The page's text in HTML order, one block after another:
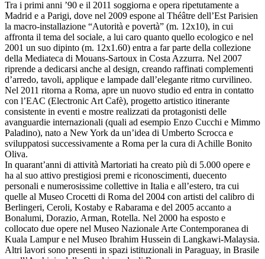
Tra i primi anni ’90 e il 2011 soggiorna e opera ripetutamente a
Madrid e a Parigi, dove nel 2009 espone al Théâtre dell’Est Parisien
la macro-installazione “Autorità e povertà” (m. 12x10), in cui
affronta il tema del sociale, a lui caro quanto quello ecologico e nel
2001 un suo dipinto (m. 12x1.60) entra a far parte della collezione
della Mediateca di Mouans-Sartoux in Costa Azzurra. Nel 2007
riprende a dedicarsi anche al design, creando raffinati complementi
d’arredo, tavoli, applique e lampade dall’elegante ritmo curvilineo.
Nel 2011 ritorna a Roma, apre un nuovo studio ed entra in contatto
con l’EAC (Electronic Art Cafè), progetto artistico itinerante
consistente in eventi e mostre realizzati da protagonisti delle
avanguardie internazionali (quali ad esempio Enzo Cucchi e Mimmo
Paladino), nato a New York da un’idea di Umberto Scrocca e
sviluppatosi successivamente a Roma per la cura di Achille Bonito
Oliva.
In quarant’anni di attività Martoriati ha creato più di 5.000 opere e
ha al suo attivo prestigiosi premi e riconoscimenti, duecento
personali e numerosissime collettive in Italia e all’estero, tra cui
quelle al Museo Crocetti di Roma del 2004 con artisti del calibro di
Berlingeri, Ceroli, Kostaby e Rabarama e del 2005 accanto a
Bonalumi, Dorazio, Arman, Rotella. Nel 2000 ha esposto e
collocato due opere nel Museo Nazionale Arte Contemporanea di
Kuala Lampur e nel Museo Ibrahim Hussein di Langkawi-Malaysia.
Altri lavori sono presenti in spazi istituzionali in Paraguay, in Brasile